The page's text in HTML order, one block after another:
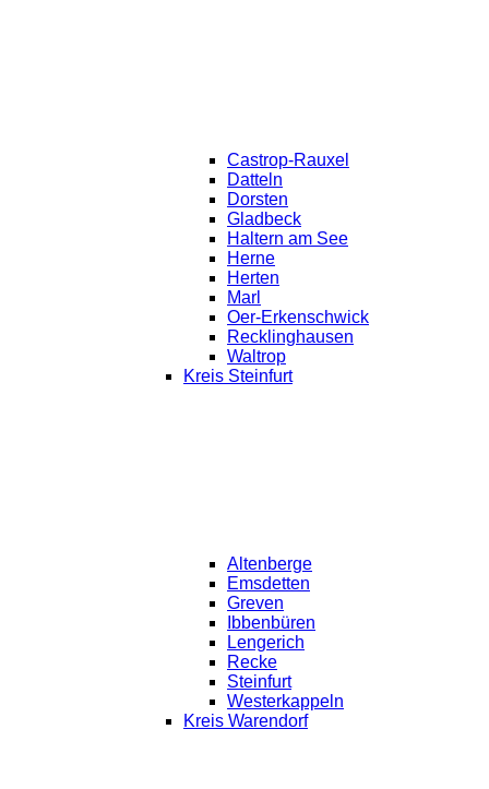
Castrop-Rauxel
Datteln
Dorsten
Gladbeck
Haltern am See
Herne
Herten
Marl
Oer-Erkenschwick
Recklinghausen
Waltrop
Kreis Steinfurt
Altenberge
Emsdetten
Greven
Ibbenbüren
Lengerich
Recke
Steinfurt
Westerkappeln
Kreis Warendorf